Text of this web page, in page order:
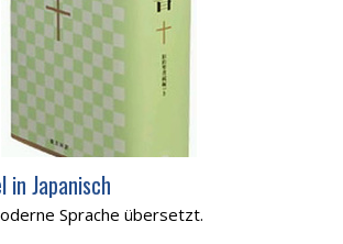
in Japanisch
Sprache übersetzt.